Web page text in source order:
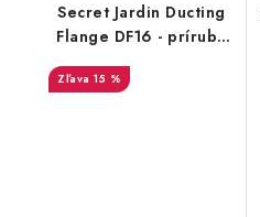
Secret Jardin Ducting
Flange DF16 - príruba
na 16mm tyč
15 %